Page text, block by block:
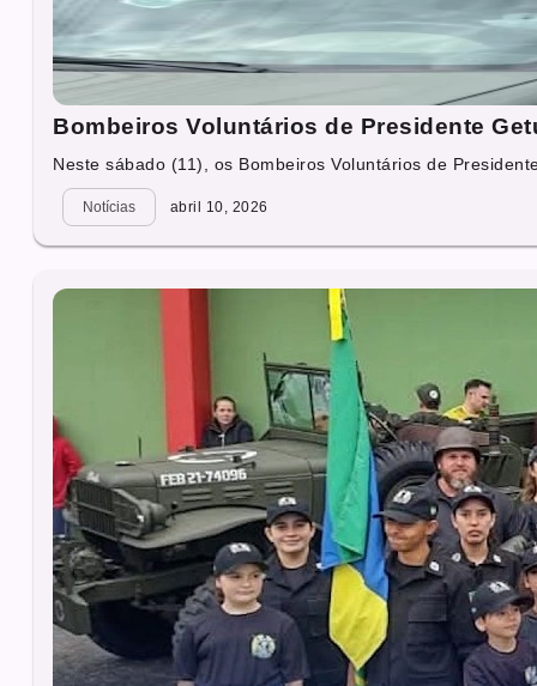
Bombeiros Voluntários de Presidente
Neste sábado (11), os Bombeiros Voluntários de
Notícias abril 10, 2026